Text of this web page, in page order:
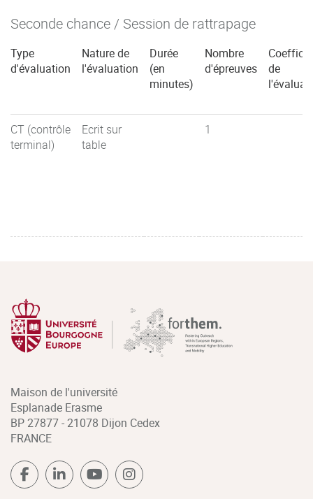
Seconde chance / Session de rattrapage
Type
d'évaluation
Nature de
l'évaluation
Durée
(en
minutes)
Nombre
d'épreuves
de
CT (contrôle
terminal)
Ecrit sur
table
1
Maison de l'université
Esplanade Erasme
BP 27877 - 21078 Dijon Cedex
FRANCE